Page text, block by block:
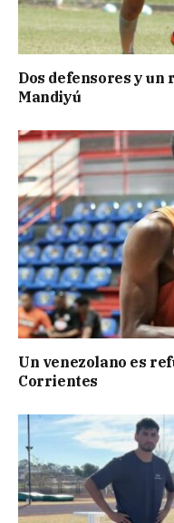
Dos defensores y un
Mandiyú
Un venezolano es
Corrientes